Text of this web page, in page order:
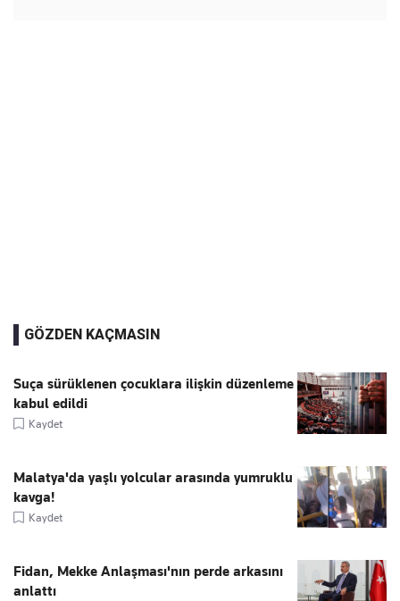
GÖZDEN KAÇMASIN
Suça sürüklenen çocuklara ilişkin düzenleme
kabul edildi
Kaydet
Malatya'da yaşlı yolcular arasında yumruklu
kavga!
Kaydet
Fidan, Mekke Anlaşması'nın perde arkasını
anlattı